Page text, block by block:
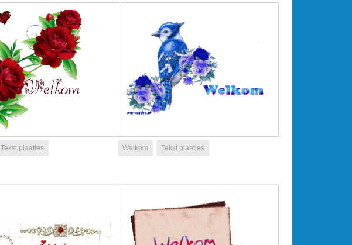
Tekst plaatjes Welkom Tekst plaatjes